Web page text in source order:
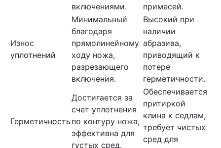
включениями. примесей.
Износ
уплотнений
Минимальный
благодаря
прямолинейному
ходу ножа,
разрезающего
включения.
Высокий при
наличии
абразива,
приводящий к
потере
герметичности.
Герметичность
Достигается за
счет уплотнения
по контуру ножа,
эффективна для
густых сред.
Обеспечивается
притиркой
клина к седлам,
требует чистых
сред для